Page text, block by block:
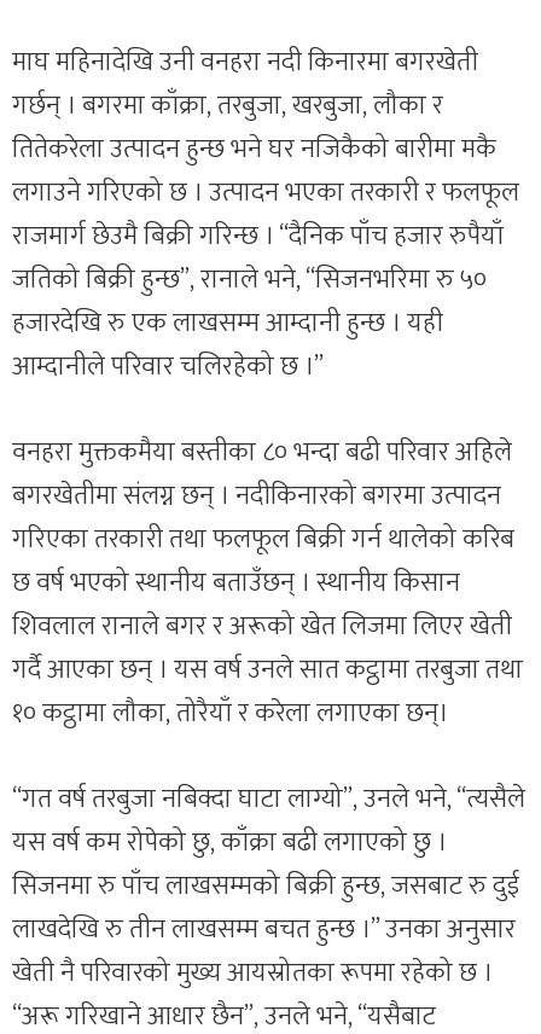
माघ महिनादेखि उनी वनहरा नदी किनारमा बगरखेती
गर्छन् । बगरमा काँक्रा, तरबुजा, खरबुजा, लौका र
तितेकरेला उत्पादन हुन्छ भने घर नजिकैको बारीमा मकै
लगाउने गरिएको छ । उत्पादन भएका तरकारी र फलफूल
राजमार्ग छेउमै बिक्री गरिन्छ । “दैनिक पाँच हजार रुपैयाँ
जतिको बिक्री हुन्छ”, रानाले भने, “सिजनभरिमा रु ५०
हजारदेखि रु एक लाखसम्म आम्दानी हुन्छ । यही
आम्दानीले परिवार चलिरहेको छ ।”
वनहरा मुक्तकमैया बस्तीका ८० भन्दा बढी परिवार अहिले
बगरखेतीमा संलग्न छन् । नदीकिनारको बगरमा उत्पादन
गरिएका तरकारी तथा फलफूल बिक्री गर्न थालेको करिब
छ वर्ष भएको स्थानीय बताउँछन् । स्थानीय किसान
शिवलाल रानाले बगर र अरूको खेत लिजमा लिएर खेती
गर्दै आएका छन् । यस वर्ष उनले सात कट्ठामा तरबुजा तथा
१० कट्ठामा लौका, तोरैयाँ र करेला लगाएका छन्।
“गत वर्ष तरबुजा नबिक्दा घाटा लाग्यो”, उनले भने, “त्यसैले
यस वर्ष कम रोपेको छु, काँक्रा बढी लगाएको छु ।
सिजनमा रु पाँच लाखसम्मको बिक्री हुन्छ, जसबाट रु दुई
लाखदेखि रु तीन लाखसम्म बचत हुन्छ ।” उनका अनुसार
खेती नै परिवारको मुख्य आयस्रोतका रूपमा रहेको छ ।
“अरू गरिखाने आधार छैन”, उनले भने, “यसैबाट